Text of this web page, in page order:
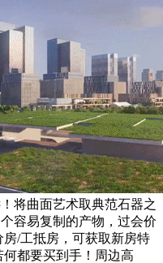
将曲面艺术取典范石器之
容易复制的产物，过会价
房/工抵房，可获取新房特
都要买到手！周边高